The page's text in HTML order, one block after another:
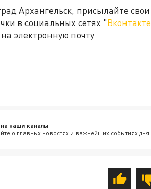
Архангельск, присылайте свои
в социальных сетях "Вконтакте
электронную почту
наши каналы
о главных новостях и важнейших событиях дня.